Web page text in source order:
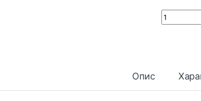
Quantity
Опис